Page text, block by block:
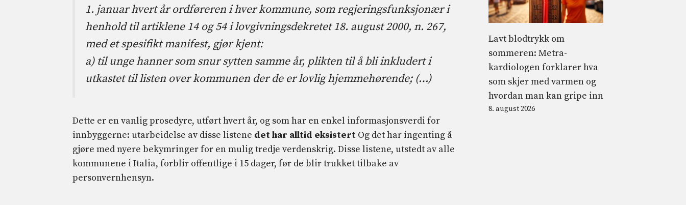
1. januar hvert år ordføreren i hver kommune, som regjeringsfunksjonær i
henhold til artiklene 14 og 54 i lovgivningsdekretet 18. august 2000, n. 267,
med et spesifikt manifest, gjør kjent:
a) til unge hanner som snur sytten samme år, plikten til å bli inkludert i
utkastet til listen over kommunen der de er lovlig hjemmehørende; (…)
Dette er en vanlig prosedyre, utført hvert år, og som har en enkel informasjonsverdi for
innbyggerne: utarbeidelse av disse listene det har alltid eksistert Og det har ingenting å
gjøre med nyere bekymringer for en mulig tredje verdenskrig. Disse listene, utstedt av alle
kommunene i Italia, forblir offentlige i 15 dager, før de blir trukket tilbake av
personvernhensyn.
Lavt blodtrykk om
sommeren: Metra-
kardiologen forklarer hva
som skjer med varmen og
hvordan man kan gripe inn
8. august 2026